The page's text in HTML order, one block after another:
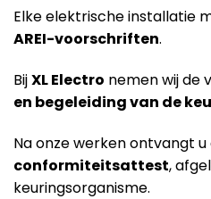
Elke elektrische installatie
AREI-voorschriften.
BijXL Electro nemen wij de
en begeleiding van de
Na onze werken ontvangt u
conformiteitsattest,
keuringsorganisme.